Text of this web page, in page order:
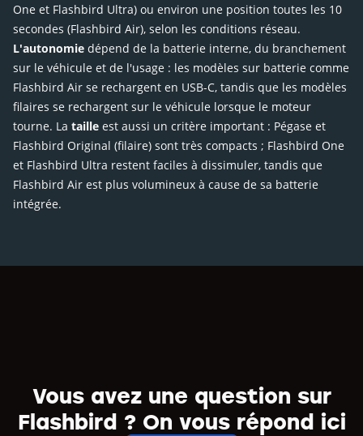
One et Flashbird Ultra) ou environ une position toutes les 10
secondes (Flashbird Air), selon les conditions réseau.
L'autonomie dépend de la batterie interne, du branchement
sur le véhicule et de l'usage : les modèles sur batterie comme
Flashbird Air se rechargent en USB-C, tandis que les modèles
filaires se rechargent sur le véhicule lorsque le moteur
tourne. La taille est aussi un critère important : Pégase et
Flashbird Original (filaire) sont très compacts ; Flashbird One
et Flashbird Ultra restent faciles à dissimuler, tandis que
Flashbird Air est plus volumineux à cause de sa batterie
intégrée.
Vous avez une question sur
Flashbird ? On vous répond ici